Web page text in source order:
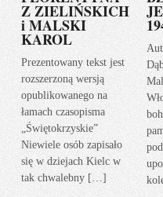
Z ZIELIŃSKICH
i MALSKI
KAROL
Prezentowany tekst jest
rozszerzoną wersją
opublikowanego na
łamach czasopisma
„Świętokrzyskie”
Niewiele osób zapisało
się w dziejach Kielc w
tak chwalebny […]